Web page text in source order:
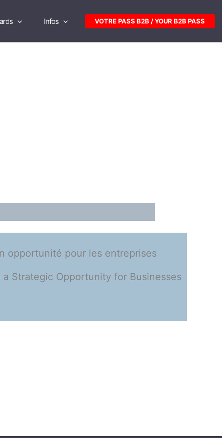
Infos VOTRE PASS B2B / YOUR B2B PASS
opportunité pour les entreprises
Strategic Opportunity for Businesses